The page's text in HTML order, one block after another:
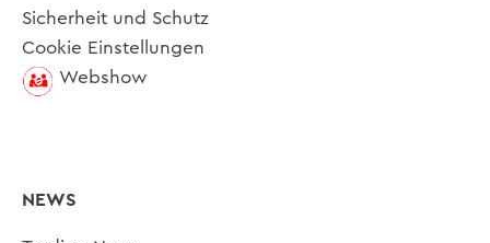
Sicherheit und Schutz
Cookie Einstellungen
Webshow
NEWS